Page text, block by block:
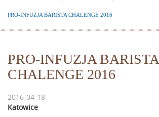
PRO-INFUZJA BARISTA CHALENGE 2016
PRO-INFUZJA BARISTA
CHALENGE 2016
2016-04-18
Katowice